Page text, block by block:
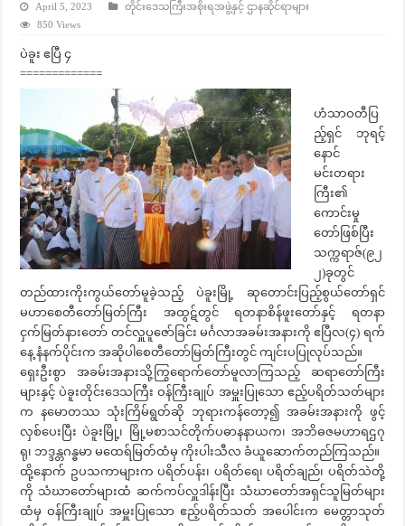
April 5, 2023
တိုင်းဒေသကြီးအစိုးရအဖွဲ့နှင့် ဌာနဆိုင်ရာများ
850 Views
ပဲခူး ဧပြီ ၄
=============
ဟံသာဝတီပြ
ည့်ရှင် ဘုရင့်
နောင်
မင်းတရား
ကြီး၏
ကောင်းမှု
တော်ဖြစ်ပြီး
သက္ကရာဇ်(၉၂
၂)ခုတွင်
တည်ထားကိုးကွယ်တော်မူခဲ့သည့် ပဲခူးမြို့ ဆုတောင်းပြည့်စွယ်တော်ရှင်
မဟာစေတီတော်မြတ်ကြီး အထွဋ်တွင် ရတနာစိန်ဖူးတော်နှင့် ရတနာ
ငှက်မြတ်နားတော် တင်လှူပူဇော်ခြင်း မင်္ဂလာအခမ်းအနားကို ဧပြီလ(၄) ရက်
နေ့ နံနက်ပိုင်းက အဆိုပါစေတီတော်မြတ်ကြီးတွင် ကျင်းပပြုလုပ်သည်။
ရှေးဦးစွာ အခမ်းအနားသို့ကြွရောက်တော်မူလာကြသည့် ဆရာတော်ကြီး
များနှင့် ပဲခူးတိုင်းဒေသကြီး ဝန်ကြီးချုပ် အမှူးပြုသော ဧည့်ပရိတ်သတ်များ
က နမောတဿ သုံးကြိမ်ရွတ်ဆို ဘုရားကန်တော့၍ အခမ်းအနားကို ဖွင့်
လှစ်ပေးပြီး ပဲခူးမြို့၊ မြို့မစာသင်တိုက်ပဓာနနာယက၊ အဘိဓဇမဟာရဌဂု
ရု၊ ဘဒ္ဒန္တဂန္ဓမာ မထေရ်မြတ်ထံမှ ကိုးပါးသီလ ခံယူဆောက်တည်ကြသည်။
ထို့နောက် ဥပသကာများက ပရိတ်ပန်း၊ ပရိတ်ရေ၊ ပရိတ်ချည်၊ ပရိတ်သဲတို့
ကို သံဃာတော်များထံ ဆက်ကပ်လှူဒါန်းပြီး သံဃာတော်အရှင်သူမြတ်များ
ထံမှ ဝန်ကြီးချုပ် အမှူးပြုသော ဧည့်ပရိတ်သတ် အပေါင်းက မေတ္တာသုတ်